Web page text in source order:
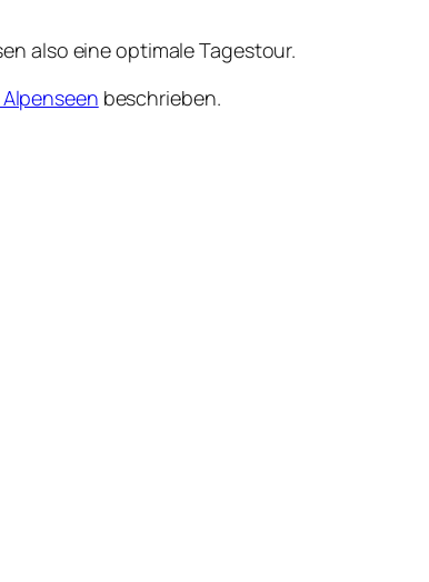
also eine optimale Tagestour.
beschrieben.